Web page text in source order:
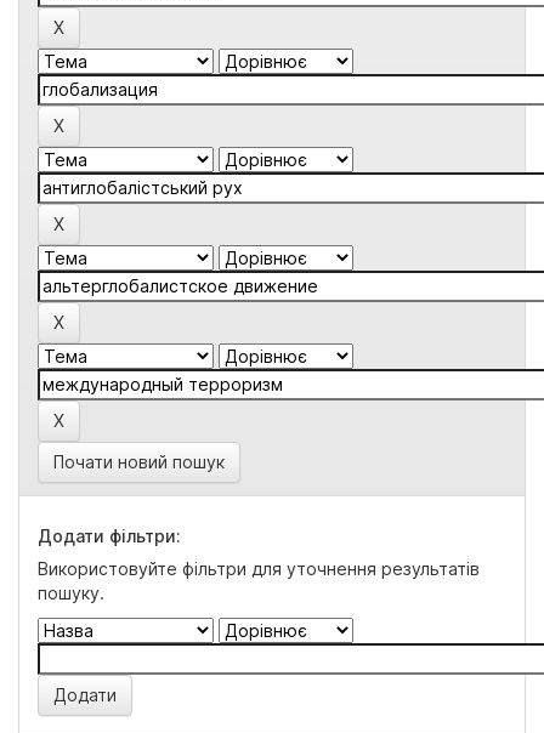
Почати новий пошук
Додати фільтри:
Використовуйте фільтри для уточнення результатів
пошуку.